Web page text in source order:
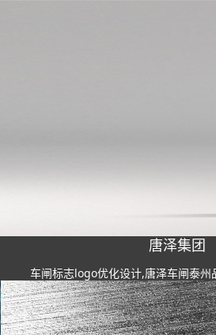
唐泽集团
车闸标志logo优化设计,唐泽车闸泰州